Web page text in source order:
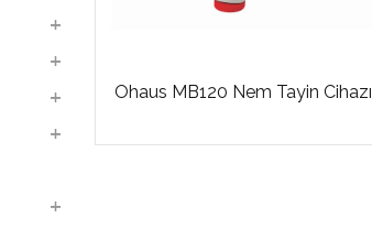
Ohaus MB120 Nem Tayin Cihazı